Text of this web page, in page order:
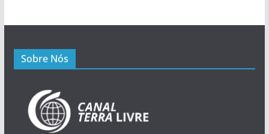
Sobre Nós